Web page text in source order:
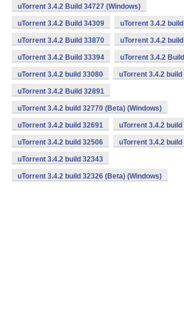
uTorrent 3.4.2 Build 34727 (Windows)
uTorrent 3.4.2 Build 34309 uTorrent 3.4.2
uTorrent 3.4.2 Build 33870 uTorrent 3.4.2
uTorrent 3.4.2 Build 33394 uTorrent 3.4.2
uTorrent 3.4.2 build 33080 uTorrent 3.4.2 build
uTorrent 3.4.2 Build 32891
uTorrent 3.4.2 build 32770 (Beta) (Windows)
uTorrent 3.4.2 build 32691 uTorrent 3.4.2 build
uTorrent 3.4.2 build 32506 uTorrent 3.4.2 build
uTorrent 3.4.2 build 32343
uTorrent 3.4.2 build 32326 (Beta) (Windows)